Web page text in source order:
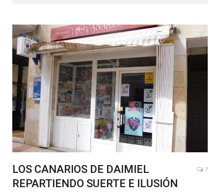
LOS CANARIOS DE DAIMIEL
REPARTIENDO SUERTE E ILUSIÓN
7